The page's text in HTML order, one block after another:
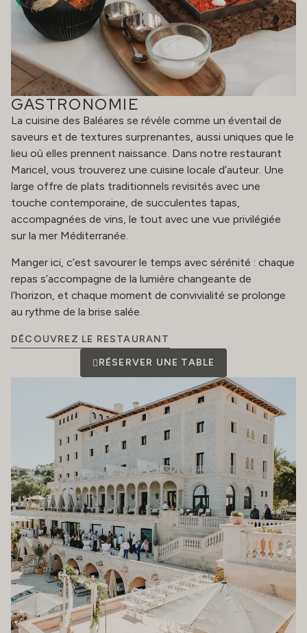
GASTRONOMIE
La cuisine des Baléares se révèle comme un éventail de
saveurs et de textures surprenantes, aussi uniques que le
lieu où elles prennent naissance. Dans notre restaurant
Maricel, vous trouverez une cuisine locale d’auteur. Une
large offre de plats traditionnels revisités avec une
touche contemporaine, de succulentes tapas,
accompagnées de vins, le tout avec une vue privilégiée
sur la mer Méditerranée.
Manger ici, c’est savourer le temps avec sérénité : chaque
repas s’accompagne de la lumière changeante de
l’horizon, et chaque moment de convivialité se prolonge
au rythme de la brise salée.
DÉCOUVREZ LE RESTAURANT
RÉSERVER UNE TABLE